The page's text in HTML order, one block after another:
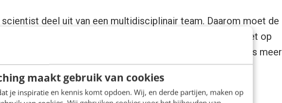
maakt gebruik van cookies
je inspiratie en kennis komt opdoen. Wij, en derde partijen, maken op
scientist deel uit van een multidisciplinair team. Daarom moet de
dan het ontwikkelen van een model. Een model kan niet op
een integratie zijn in de applicatie. We vragen in 2019 dus meer
van data scientists.